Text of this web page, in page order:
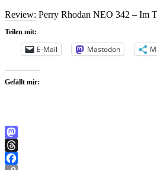
Review: Perry Rhodan NEO 342 – Im
Teilen mit:
E-Mail Mastodon
Gefällt mir:
Mastodon
Threads